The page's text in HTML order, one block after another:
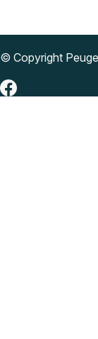
© Copyright